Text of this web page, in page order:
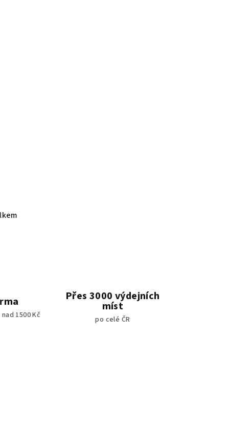
1500 Kč
Přes 3000 výdejních
míst
po celé ČR